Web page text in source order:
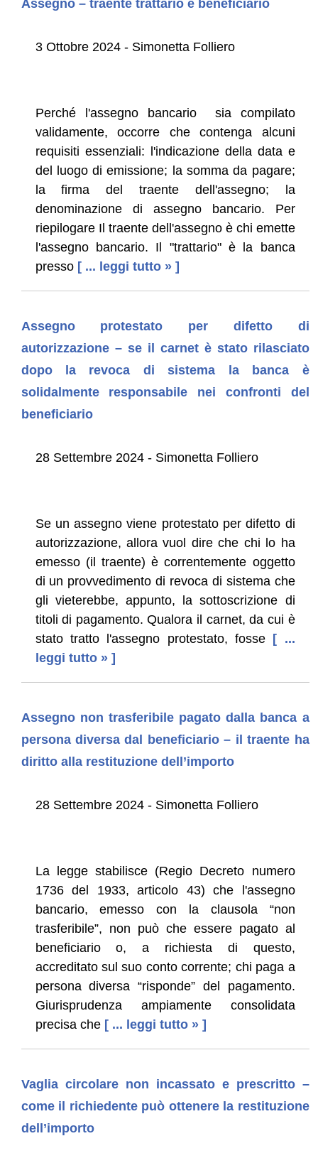
Assegno – traente trattario e beneficiario
3 Ottobre 2024 - Simonetta Folliero
Perché l'assegno bancario sia compilato
validamente, occorre che contenga alcuni
requisiti essenziali: l'indicazione della data e
del luogo di emissione; la somma da pagare;
la firma del traente dell'assegno; la
denominazione di assegno bancario. Per
riepilogare Il traente dell'assegno è chi emette
l'assegno bancario. Il "trattario" è la banca
presso [ ... leggi tutto » ]
Assegno protestato per difetto di
autorizzazione – se il carnet è stato rilasciato
dopo la revoca di sistema la banca è
solidalmente responsabile nei confronti del
beneficiario
28 Settembre 2024 - Simonetta Folliero
Se un assegno viene protestato per difetto di
autorizzazione, allora vuol dire che chi lo ha
emesso (il traente) è correntemente oggetto
di un provvedimento di revoca di sistema che
gli vieterebbe, appunto, la sottoscrizione di
titoli di pagamento. Qualora il carnet, da cui è
stato tratto l'assegno protestato, fosse [ ...
leggi tutto » ]
Assegno non trasferibile pagato dalla banca a
persona diversa dal beneficiario – il traente ha
diritto alla restituzione dell’importo
28 Settembre 2024 - Simonetta Folliero
La legge stabilisce (Regio Decreto numero
1736 del 1933, articolo 43) che l'assegno
bancario, emesso con la clausola “non
trasferibile”, non può che essere pagato al
beneficiario o, a richiesta di questo,
accreditato sul suo conto corrente; chi paga a
persona diversa “risponde” del pagamento.
Giurisprudenza ampiamente consolidata
precisa che [ ... leggi tutto » ]
Vaglia circolare non incassato e prescritto –
come il richiedente può ottenere la restituzione
dell’importo